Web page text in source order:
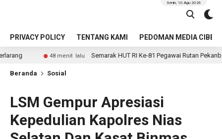
PRIVACY POLICY TENTANG KAMI PEDOMAN MEDIA CIBER
Senin, 10 Agu 2026
48 menit lalu Semarak HUT RI Ke-81 Pegawai Rutan Pekanbaru Ikuti
Beranda Sosial
LSM Gempur Apresiasi
Kepedulian Kapolres Nias